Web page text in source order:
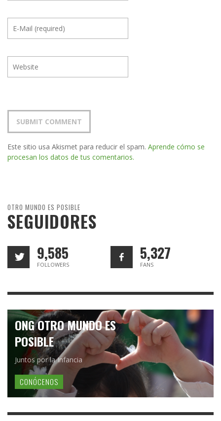
Este sitio usa Akismet para reducir el spam. Aprende cómo se
procesan los datos de tus comentarios.
OTRO MUNDO ES POSIBLE
SEGUIDORES
9,585
FOLLOWERS
5,327
FANS
ONG OTRO MUNDO ES
POSIBLE
Juntos por la Infancia
CONÓCENOS